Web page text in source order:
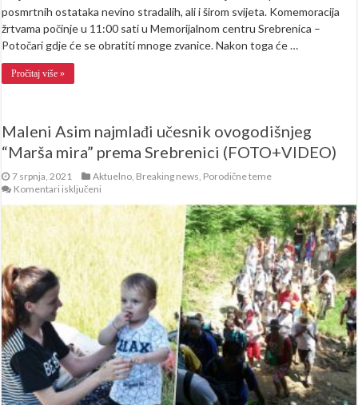
posmrtnih ostataka nevino stradalih, ali i širom svijeta. Komemoracija
žrtvama počinje u 11:00 sati u Memorijalnom centru Srebrenica –
Potočari gdje će se obratiti mnoge zvanice. Nakon toga će …
Pročitaj više »
Maleni Asim najmlađi učesnik ovogodišnjeg
“Marša mira” prema Srebrenici (FOTO+VIDEO)
7 srpnja, 2021 Aktuelno Breaking news Porodične teme
Komentari isključeni
učesnik
ovogodišnjeg
“Marša
mira”
prema
Srebrenici
(FOTO+VIDEO)